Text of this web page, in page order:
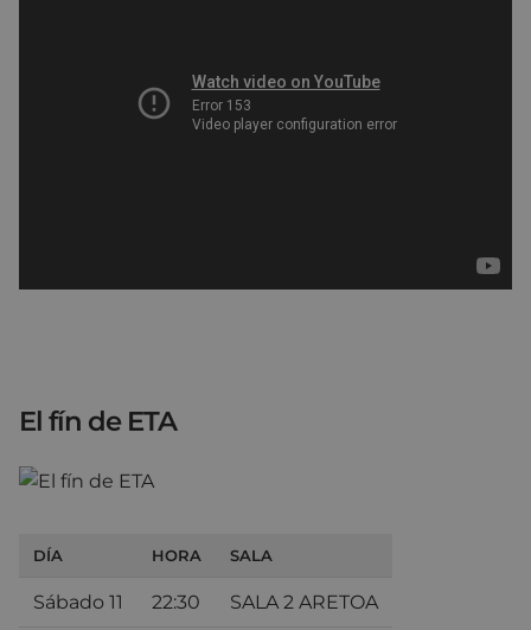
El fín de ETA
DÍA HORA SALA
Sábado 11 22:30 SALA 2 ARETOA